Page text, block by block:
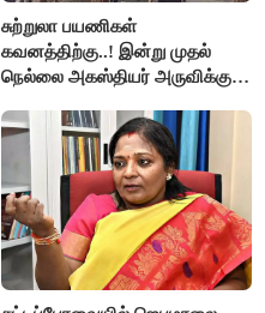
சுற்றுலா பயணிகள்
கவனத்திற்கு..! இன்று முதல்
நெல்லை அகஸ்தியர் அருவிக்கு